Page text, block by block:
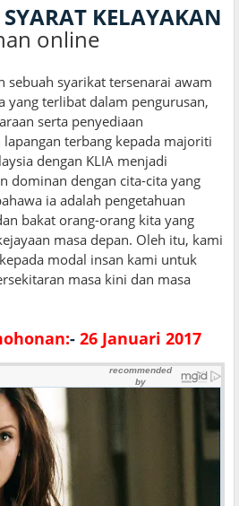
KELAYAKAN
online
sebuah syarikat tersenarai awam
yang terlibat dalam pengurusan,
serta penyediaan
terbang kepada majoriti
dengan KLIA menjadi
dominan dengan cita-cita yang
ia adalah pengetahuan
bakat orang-orang kita yang
masa depan. Oleh itu, kami
modal insan kami untuk
masa kini dan masa
- 26 Januari 2017